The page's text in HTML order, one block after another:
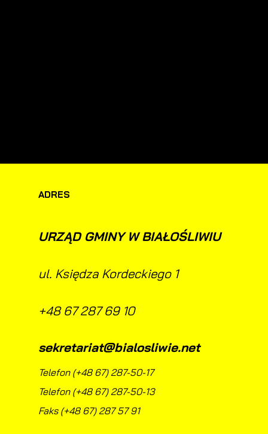
ADRES
URZĄD GMINY W BIAŁOŚLIWIU
ul. Księdza Kordeckiego 1
+48 67 287 69 10
sekretariat@bialosliwie.net
Telefon (+48 67) 287-50-17
Telefon (+48 67) 287-50-13
Faks (+48 67) 287 57 91